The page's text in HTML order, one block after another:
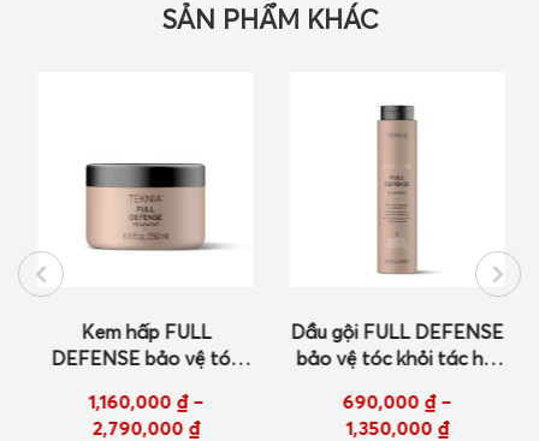
SẢN PHẨM KHÁC
Kem hấp FULL
DEFENSE bảo vệ tóc
250ml/ 1000ml
1,160,000 ₫–
2,790,000 ₫
Dầu gội FULL DEFENSE
bảo vệ tóc khỏi tác hại
1000ml
690,000 ₫–
1,350,000 ₫